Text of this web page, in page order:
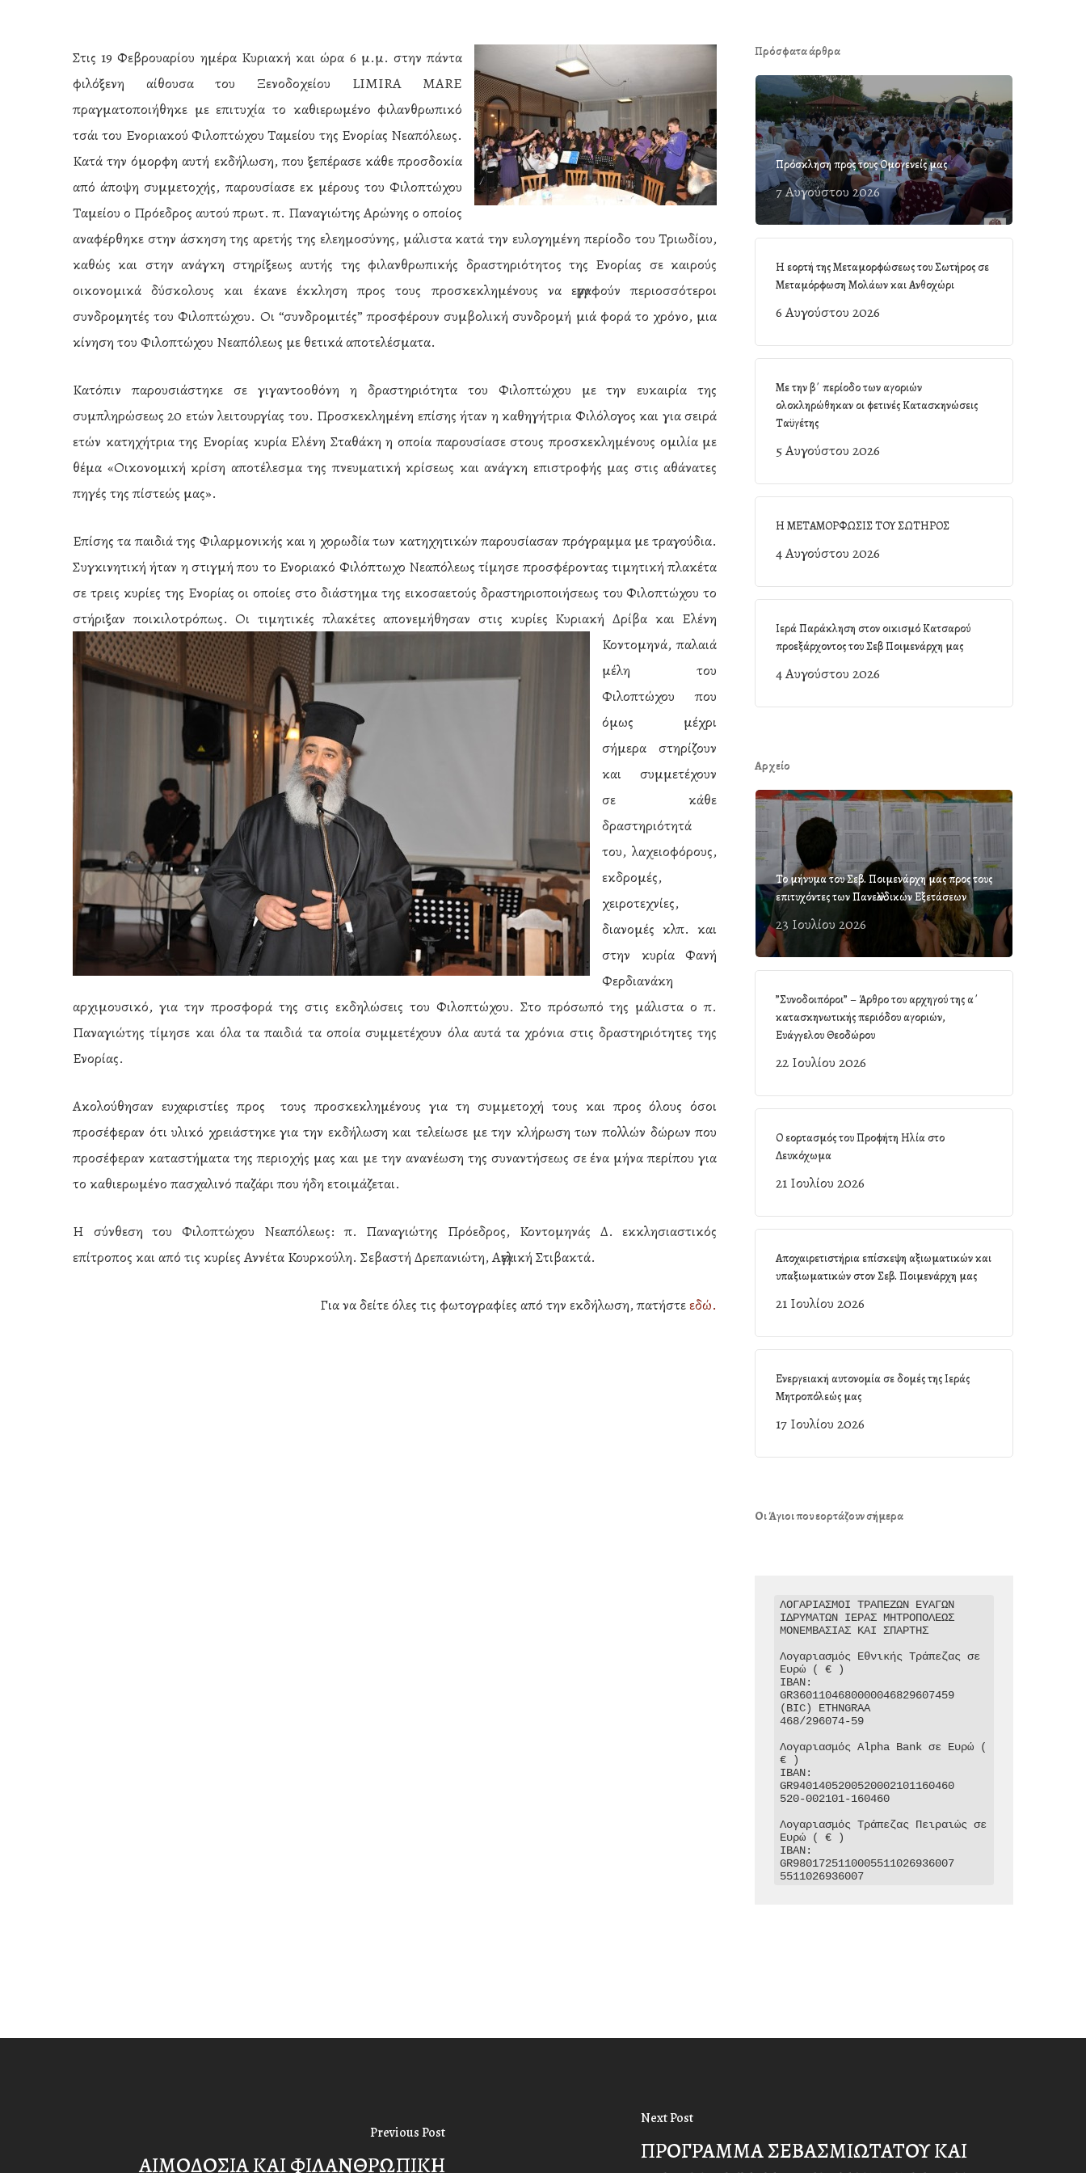
Hit enter to search or ESC to close
Στις 19 Φεβρουαρίου ημέρα Κυριακή και ώρα 6 μ.μ. στην πάντα
φιλόξενη αίθουσα του Ξενοδοχείου LIMIRA MARE
πραγματοποιήθηκε με επιτυχία το καθιερωμένο φιλανθρωπικό
τσάι του Ενοριακού Φιλοπτώχου Ταμείου της Ενορίας Νεαπόλεως.
Κατά την όμορφη αυτή εκδήλωση, που ξεπέρασε κάθε προσδοκία
από άποψη συμμετοχής, παρουσίασε εκ μέρους του Φιλοπτώχου
Ταμείου ο Πρόεδρος αυτού πρωτ. π. Παναγιώτης Αρώνης ο οποίος
αναφέρθηκε στην άσκηση της αρετής της ελεημοσύνης, μάλιστα κατά την ευλογημένη περίοδο του Τριωδίου,
καθώς και στην ανάγκη στηρίξεως αυτής της φιλανθρωπικής δραστηριότητος της Ενορίας σε καιρούς
οικονομικά δύσκολους και έκανε έκκληση προς τους προσκεκλημένους να εγγραφούν περιοσσότεροι
συνδρομητές του Φιλοπτώχου. Οι “συνδρομιτές” προσφέρουν συμβολική συνδρομή μιά φορά το χρόνο, μια
κίνηση του Φιλοπτώχου Νεαπόλεως με θετικά αποτελέσματα.
Κατόπιν παρουσιάστηκε σε γιγαντοοθόνη η δραστηριότητα του Φιλοπτώχου με την ευκαιρία της
συμπληρώσεως 20 ετών λειτουργίας του. Προσκεκλημένη επίσης ήταν η καθηγήτρια Φιλόλογος και για σειρά
ετών κατηχήτρια της Ενορίας κυρία Ελένη Σταθάκη η οποία παρουσίασε στους προσκεκλημένους ομιλία με
θέμα «Οικονομική κρίση αποτέλεσμα της πνευματική κρίσεως και ανάγκη επιστροφής μας στις αθάνατες
πηγές της πίστεώς μας».
Επίσης τα παιδιά της Φιλαρμονικής και η χορωδία των κατηχητικών παρουσίασαν πρόγραμμα με τραγούδια.
Συγκινητική ήταν η στιγμή που το Ενοριακό Φιλόπτωχο Νεαπόλεως τίμησε προσφέροντας τιμητική πλακέτα
σε τρεις κυρίες της Ενορίας οι οποίες στο διάστημα της εικοσαετούς δραστηριοποιήσεως του Φιλοπτώχου το
στήριξαν ποικιλοτρόπως. Οι τιμητικές πλακέτες απονεμήθησαν στις κυρίες Κυριακή Δρίβα και Ελένη
Κοντομηνά, παλαιά
μέλη του
Φιλοπτώχου που
όμως μέχρι
σήμερα στηρίζουν
και συμμετέχουν
σε κάθε
δραστηριότητά
του, λαχειοφόρους,
εκδρομές,
χειροτεχνίες,
διανομές κλπ. και
στην κυρία Φανή
Φερδιανάκη
αρχιμουσικό, για την προσφορά της στις εκδηλώσεις του Φιλοπτώχου. Στο πρόσωπό της μάλιστα ο π.
Παναγιώτης τίμησε και όλα τα παιδιά τα οποία συμμετέχουν όλα αυτά τα χρόνια στις δραστηριότητες της
Ενορίας.
Ακολούθησαν ευχαριστίες προς τους προσκεκλημένους για τη συμμετοχή τους και προς όλους όσοι
προσέφεραν ότι υλικό χρειάστηκε για την εκδήλωση και τελείωσε με την κλήρωση των πολλών δώρων που
προσέφεραν καταστήματα της περιοχής μας και με την ανανέωση της συναντήσεως σε ένα μήνα περίπου για
το καθιερωμένο πασχαλινό παζάρι που ήδη ετοιμάζεται.
Η σύνθεση του Φιλοπτώχου Νεαπόλεως: π. Παναγιώτης Πρόεδρος, Κοντομηνάς Δ. εκκλησιαστικός
επίτροπος και από τις κυρίες Αννέτα Κουρκούλη. Σεβαστή Δρεπανιώτη, Αγγελική Στιβακτά.
Για να δείτε όλες τις φωτογραφίες από την εκδήλωση, πατήστε εδώ.
Πρόσφατα άρθρα
Πρόσκληση προς τους Ομογενείς μας
7 Αυγούστου 2026
Η εορτή της Μεταμορφώσεως του Σωτήρος σε
Μεταμόρφωση Μολάων και Ανθοχώρι
6 Αυγούστου 2026
Με την β΄ περίοδο των αγοριών
ολοκληρώθηκαν οι φετινές Κατασκηνώσεις
Ταϋγέτης
5 Αυγούστου 2026
Η ΜΕΤΑΜΟΡΦΩΣΙΣ ΤΟΥ ΣΩΤΗΡΟΣ
4 Αυγούστου 2026
Ιερά Παράκληση στον οικισμό Κατσαρού
προεξάρχοντος του Σεβ Ποιμενάρχη μας
4 Αυγούστου 2026
Αρχείο
Το μήνυμα του Σεβ. Ποιμενάρχη μας προς τους
επιτυχόντες των Πανελλαδικών Εξετάσεων
23 Ιουλίου 2026
”Συνοδοιπόροι” – Άρθρο του αρχηγού της α΄
κατασκηνωτικής περιόδου αγοριών,
Ευάγγελου Θεοδώρου
22 Ιουλίου 2026
Ο εορτασμός του Προφήτη Ηλία στο
Λευκόχωμα
21 Ιουλίου 2026
Αποχαιρετιστήρια επίσκεψη αξιωματικών και
υπαξιωματικών στον Σεβ. Ποιμενάρχη μας
21 Ιουλίου 2026
Ενεργειακή αυτονομία σε δομές της Ιεράς
Μητροπόλεώς μας
17 Ιουλίου 2026
Οι Άγιοι που εορτάζουν σήμερα
ΛΟΓΑΡΙΑΣΜΟΙ ΤΡΑΠΕΖΩΝ ΕΥΑΓΩΝ
ΙΔΡΥΜΑΤΩΝ ΙΕΡΑΣ ΜΗΤΡΟΠΟΛΕΩΣ
ΜΟΝΕΜΒΑΣΙΑΣ ΚΑΙ ΣΠΑΡΤΗΣ
Λογαριασμός Εθνικής Τράπεζας σε
Ευρώ ( € )
IBAN:
GR3601104680000046829607459
(BIC) ETHNGRAA
468/296074-59
Λογαριασμός Alpha Bank σε Ευρώ (
€ )
IBAN:
GR9401405200520002101160460
520-002101-160460
Λογαριασμός Τράπεζας Πειραιώς σε
Ευρώ ( € )
IBAN:
GR9801725110005511026936007
5511026936007
Previous Post
ΑΙΜΟΔΟΣΙΑ ΚΑΙ ΦΙΛΑΝΘΡΩΠΙΚΗ
Next Post
ΠΡΟΓΡΑΜΜΑ ΣΕΒΑΣΜΙΩΤΑΤΟΥ ΚΑΙ